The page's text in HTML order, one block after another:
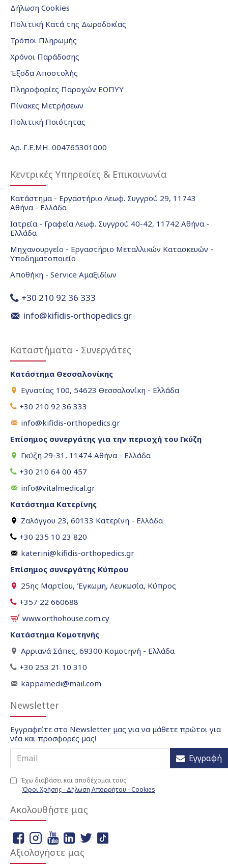
Δήλωση Cookies
Πολιτική Κατά της Δωροδοκίας
Τρόποι Πληρωμής
Χρόνοι Παράδοσης
Έξοδα Αποστολής
Πληροφορίες Παροχών ΕΟΠΥΥ
Πίνακες Μετρήσεων
Πολιτική Ποιότητας
Αρ. Γ.Ε.ΜΗ. 004765301000
Κεντρικές Υπηρεσίες & Επικοινωνία
Κατάστημα - Εργαστήριο Λεωφ. Συγγρού 29, 11743
Αθήνα - Ελλάδα
Ιατρεία - Γραφεία Λεωφ. Συγγρού 40-42, 11742 Αθήνα -
Ελλάδα
Μηχανουργείο - Εργαστήριο Μεταλλικών Κατασκευών -
Υποδηματοποιείο
Αποθήκη - Service Αμαξιδίων
+30 210 92 36 333
info@kifidis-orthopedics.gr
Καταστήματα - Συνεργάτες
Κατάστημα Θεσσαλονίκης
Εγνατίας 100, 54623 Θεσσαλονίκη - Ελλάδα
+30 210 92 36 333
info@kifidis-orthopedics.gr
Επίσημος συνεργάτης για την περιοχή του Γκύζη
Γκύζη 29-31, 11474 Αθήνα - Ελλάδα
+30 210 64 00 457
info@vitalmedical.gr
Κατάστημα Κατερίνης
Ζαλόγγου 23, 60133 Κατερίνη - Ελλάδα
+30 235 10 23 820
katerini@kifidis-orthopedics.gr
Επίσημος συνεργάτης Κύπρου
25ης Μαρτίου, Έγκωμη, Λευκωσία, Κύπρος
+357 22 660688
www.orthohouse.com.cy
Κατάστημα Κομοτηνής
Αρριανά Σάπες, 69300 Κομοτηνή - Ελλάδα
+30 253 21 10 310
kappamedi@mail.com
Newsletter
Εγγραφείτε στο Newsletter μας για να μάθετε πρώτοι για
νέα και προσφορές μας!
Εγγραφή
Έχω διαβάσει και αποδέχομαι τους
Όροι Χρήσης - Δήλωση Απορρήτου - Cookies
Ακολουθήστε μας
Αξιολογήστε μας